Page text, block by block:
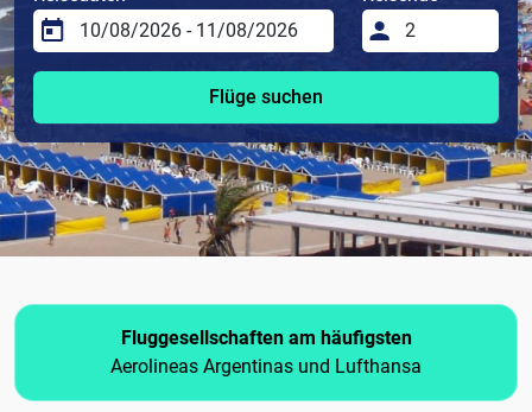
Flüge suchen
Fluggesellschaften am häufigsten
Aerolineas Argentinas und Lufthansa